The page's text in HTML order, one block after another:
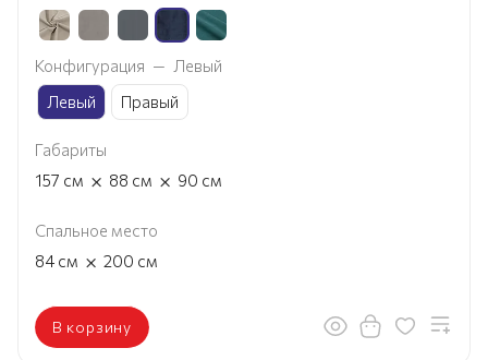
Конфигурация — Левый
Левый
Правый
Габариты
157 см × 88 см × 90 см
Спальное место
84 см × 200 см
В корзину